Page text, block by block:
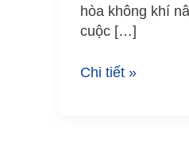
hòa không khí
cuộc […]
Chi tiết »